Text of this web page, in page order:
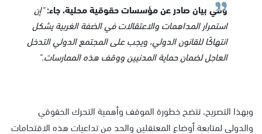
وفي بيان صادر عن مؤسسات حقوقية محلية، جاء:"إن
استمرار المداهمات والاعتقالات في الضفة الغربية يشكل
انتهاكًا للقانون الدولي، ويجب على المجتمع الدولي التدخل
العاجل لضمان حماية المدنيين ووقف هذه الممارسات."
وبهذا التصريح، تتضح خطورة الموقف وأهمية التحرك الحقوقي
والدولي لمتابعة أوضاع المعتقلين والحد من تداعيات هذه الاقتحامات